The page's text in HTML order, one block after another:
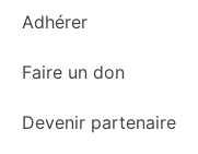
Adhérer
Faire un don
Devenir partenaire